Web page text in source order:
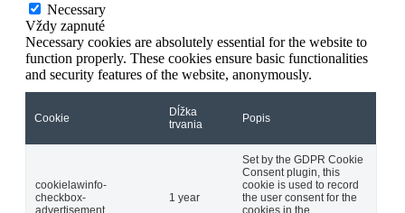
Necessary
Vždy zapnuté
Necessary cookies are absolutely essential for the website to
function properly. These cookies ensure basic functionalities
and security features of the website, anonymously.
Cookie
Dĺžka
trvania
Popis
cookielawinfo-
checkbox-
advertisement
1 year
Set by the GDPR Cookie
Consent plugin, this
cookie is used to record
the user consent for the
cookies in the